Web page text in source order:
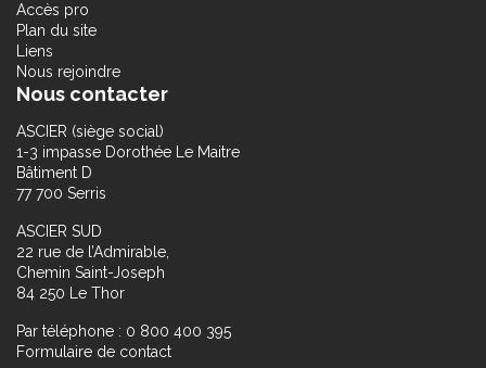
Accès pro
Plan du site
Liens
Nous rejoindre
Nous contacter
ASCIER (siège social)
1-3 impasse Dorothée Le Maitre
Bâtiment D
77 700 Serris
ASCIER SUD
22 rue de l’Admirable,
Chemin Saint-Joseph
84 250 Le Thor
Par téléphone : 0 800 400 395
Formulaire de contact